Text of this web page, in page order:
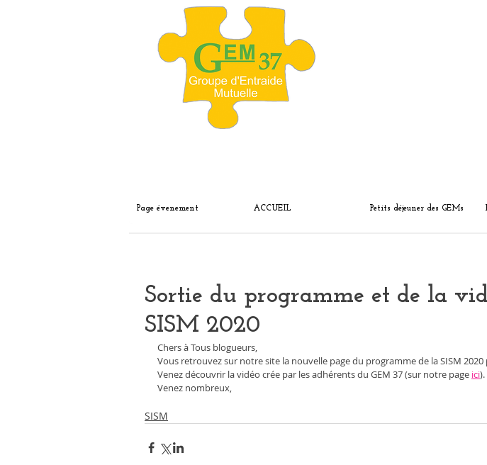
Page évenement ACCUEIL Petits déjeuner des GEMs
Sortie du programme et de la
SISM 2020
Chers à Tous blogueurs,
Vous retrouvez sur notre site la nouvelle page du programme de la SISM 2020
Venez découvrir la vidéo crée par les adhérents du GEM 37 (sur notre page ici).
Venez nombreux,
SISM